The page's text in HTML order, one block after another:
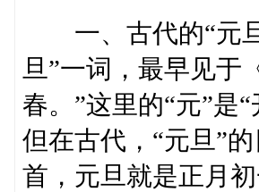
一、古代的“元
旦”一词，最早见于
春。”这里的“元”是
但在古代，“元旦
首，元旦就是正月